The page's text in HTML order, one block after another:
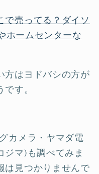
で売ってる？ダイソ
ホームセンターな
方はヨドバシの方が
す。
カメラ・ヤマダ電
ジマ)も調べてみま
は見つかりませんで